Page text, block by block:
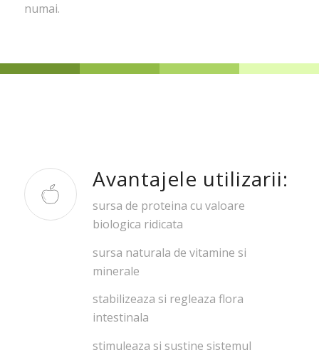
numai.
Avantajele utilizarii:
sursa de proteina cu valoare
biologica ridicata
sursa naturala de vitamine si
minerale
stabilizeaza si regleaza flora
intestinala
stimuleaza si sustine sistemul